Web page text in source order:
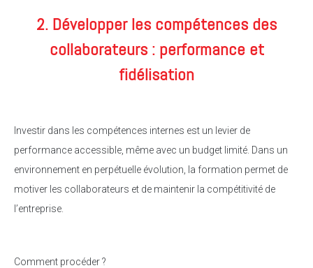
2. Développer les compétences des
collaborateurs : performance et
fidélisation
Investir dans les compétences internes est un levier de
performance accessible, même avec un budget limité. Dans un
environnement en perpétuelle évolution, la formation permet de
motiver les collaborateurs et de maintenir la compétitivité de
l’entreprise.
Comment procéder ?